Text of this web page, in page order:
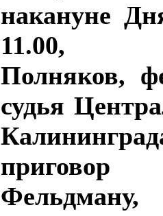
накануне
11.00,
Полняков,
судья